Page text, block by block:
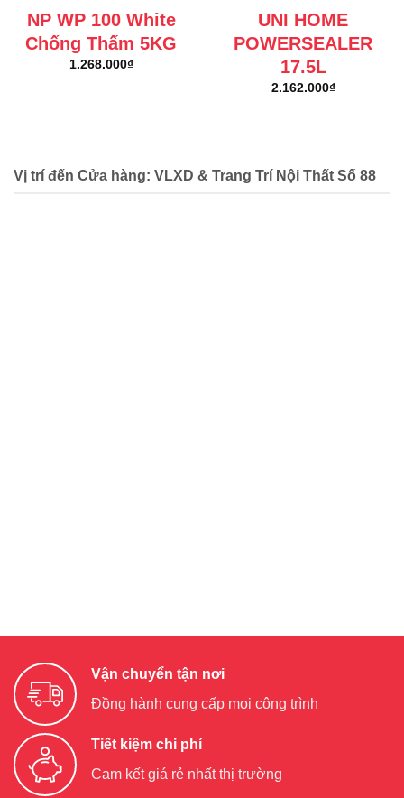
NP WP 100 White
Chống Thấm 5KG
1.268.000₫
UNI HOME
POWERSEALER
17.5L
2.162.000₫
Vị trí đến Cửa hàng: VLXD & Trang Trí Nội Thất Số 88
Vận chuyển tận nơi
Đồng hành cung cấp mọi công trình
Tiết kiệm chi phí
Cam kết giá rẻ nhất thị trường